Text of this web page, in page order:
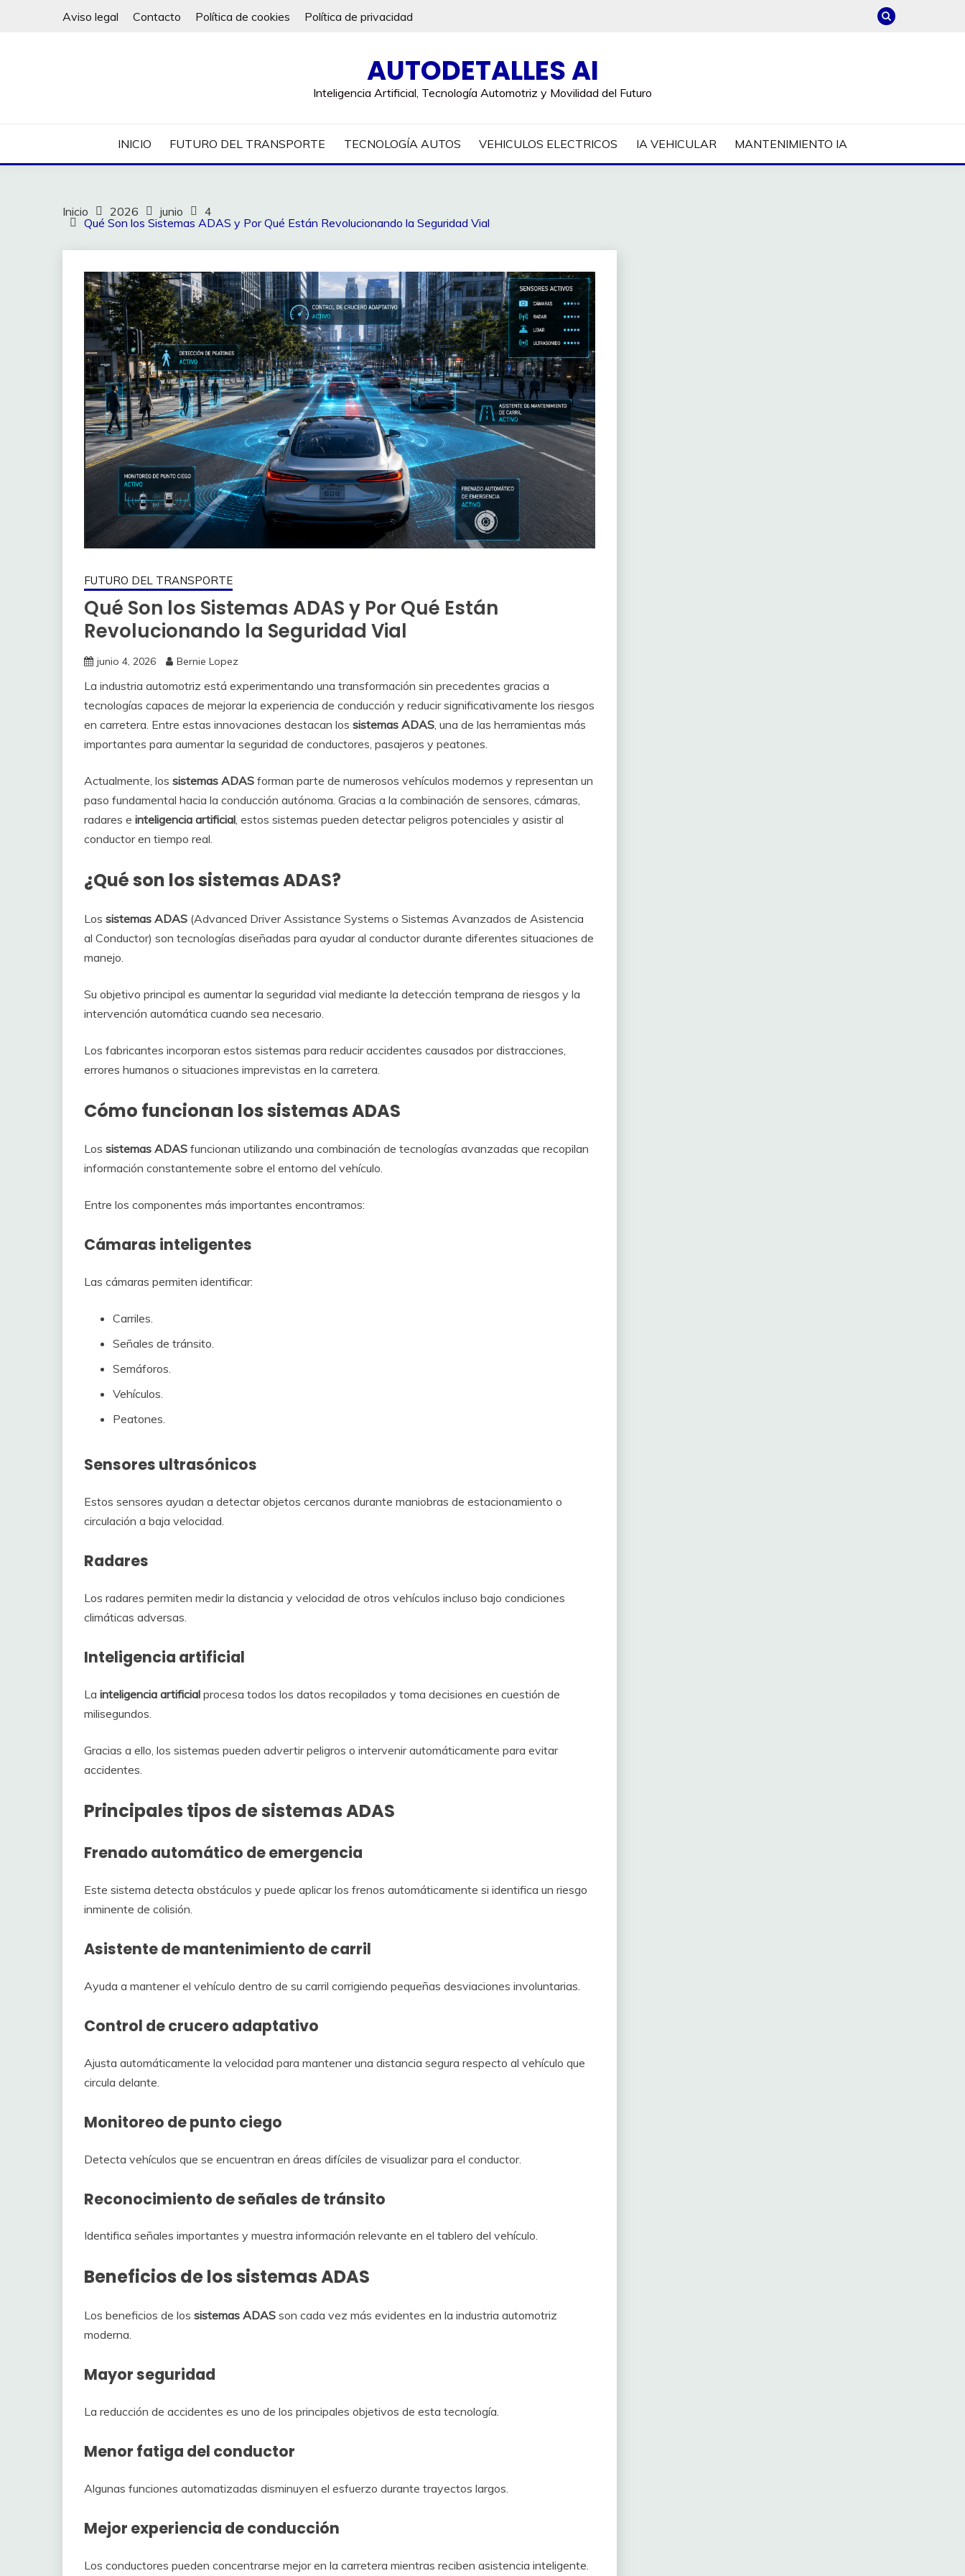
Aviso legal Contacto Política de cookies Política de privacidad
AUTODETALLES AI
Inteligencia Artificial, Tecnología Automotriz y Movilidad del Futuro
INICIO FUTURO DEL TRANSPORTE TECNOLOGÍA AUTOS VEHICULOS ELECTRICOS IA VEHICULAR MANTENIMIENTO IA
Inicio 2026 junio
4
Qué Son los Sistemas ADAS y Por Qué Están Revolucionando la Seguridad Vial
FUTURO DEL TRANSPORTE
Qué Son los Sistemas ADAS y Por Qué Están
Revolucionando la Seguridad Vial
junio 4, 2026 Bernie Lopez
La industria automotriz está experimentando una transformación sin precedentes gracias a
tecnologías capaces de mejorar la experiencia de conducción y reducir significativamente los riesgos
en carretera. Entre estas innovaciones destacan los sistemas ADAS , una de las herramientas más
importantes para aumentar la seguridad de conductores, pasajeros y peatones.
Actualmente, los sistemas ADAS forman parte de numerosos vehículos modernos y representan un
paso fundamental hacia la conducción autónoma. Gracias a la combinación de sensores, cámaras,
radares e inteligencia artificial , estos sistemas pueden detectar peligros potenciales y asistir al
conductor en tiempo real.
¿Qué son los sistemas ADAS?
Los sistemas ADAS (Advanced Driver Assistance Systems o Sistemas Avanzados de Asistencia
al Conductor) son tecnologías diseñadas para ayudar al conductor durante diferentes situaciones de
manejo.
Su objetivo principal es aumentar la seguridad vial mediante la detección temprana de riesgos y la
intervención automática cuando sea necesario.
Los fabricantes incorporan estos sistemas para reducir accidentes causados por distracciones,
errores humanos o situaciones imprevistas en la carretera.
Cómo funcionan los sistemas ADAS
Los sistemas ADAS funcionan utilizando una combinación de tecnologías avanzadas que recopilan
información constantemente sobre el entorno del vehículo.
Entre los componentes más importantes encontramos:
Cámaras inteligentes
Las cámaras permiten identificar:
Carriles.
Señales de tránsito.
Semáforos.
Vehículos.
Peatones.
Sensores ultrasónicos
Estos sensores ayudan a detectar objetos cercanos durante maniobras de estacionamiento o
circulación a baja velocidad.
Radares
Los radares permiten medir la distancia y velocidad de otros vehículos incluso bajo condiciones
climáticas adversas.
Inteligencia artificial
La inteligencia artificial procesa todos los datos recopilados y toma decisiones en cuestión de
milisegundos.
Gracias a ello, los sistemas pueden advertir peligros o intervenir automáticamente para evitar
accidentes.
Principales tipos de sistemas ADAS
Frenado automático de emergencia
Este sistema detecta obstáculos y puede aplicar los frenos automáticamente si identifica un riesgo
inminente de colisión.
Asistente de mantenimiento de carril
Ayuda a mantener el vehículo dentro de su carril corrigiendo pequeñas desviaciones involuntarias.
Control de crucero adaptativo
Ajusta automáticamente la velocidad para mantener una distancia segura respecto al vehículo que
circula delante.
Monitoreo de punto ciego
Detecta vehículos que se encuentran en áreas difíciles de visualizar para el conductor.
Reconocimiento de señales de tránsito
Identifica señales importantes y muestra información relevante en el tablero del vehículo.
Beneficios de los sistemas ADAS
Los beneficios de los sistemas ADAS son cada vez más evidentes en la industria automotriz
moderna.
Mayor seguridad
La reducción de accidentes es uno de los principales objetivos de esta tecnología.
Menor fatiga del conductor
Algunas funciones automatizadas disminuyen el esfuerzo durante trayectos largos.
Mejor experiencia de conducción
Los conductores pueden concentrarse mejor en la carretera mientras reciben asistencia inteligente.